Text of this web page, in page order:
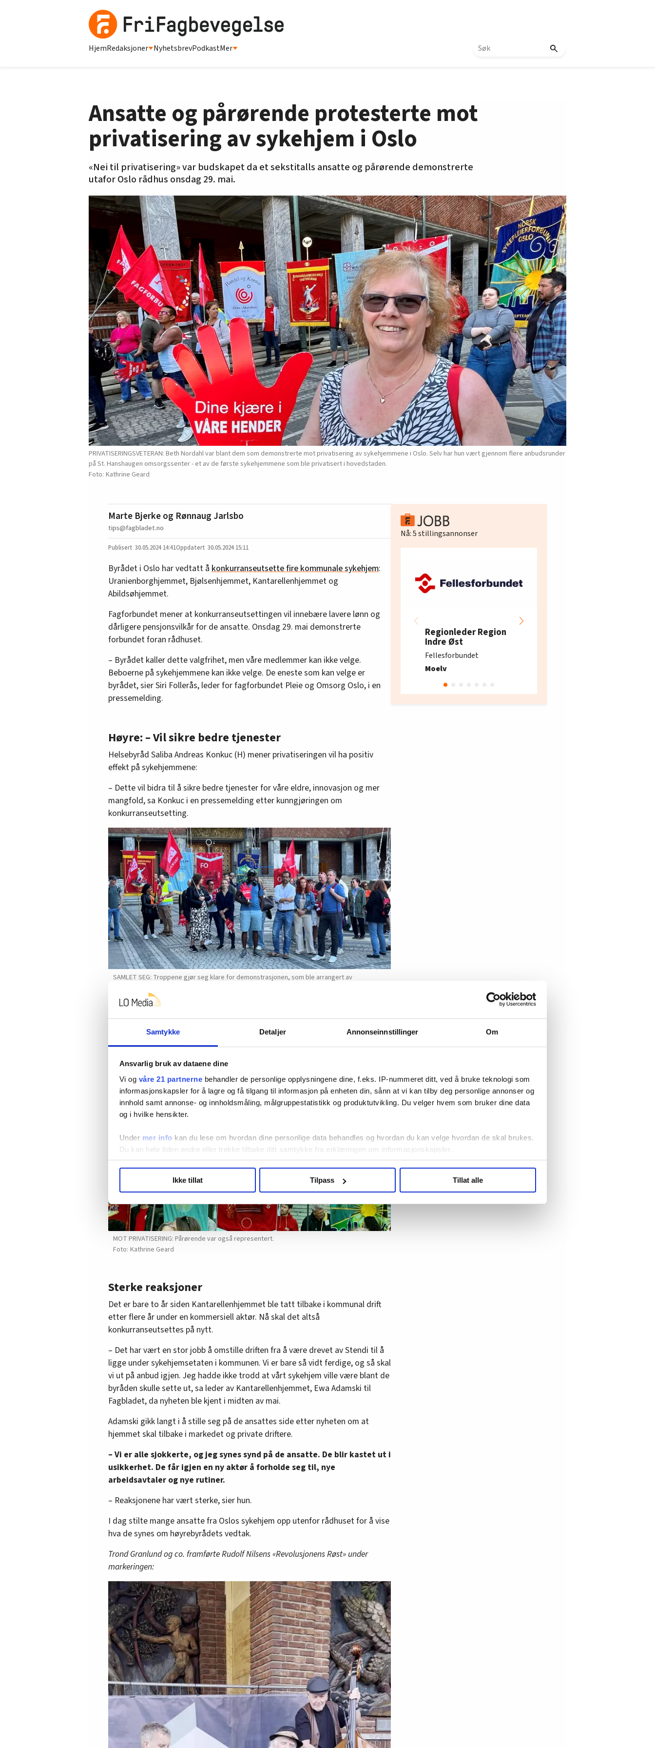
Samtykke Detaljer Annonseinnstillinger Om
Ansvarlig bruk av dataene dine
Vi og våre 21 partnerne behandler de personlige opplysningene dine, f.eks. IP-nummeret ditt, ved å bruke teknologi som
informasjonskapsler for å lagre og få tilgang til informasjon på enheten din, sånn at vi kan tilby deg personlige annonser og
innhold samt annonse- og innholdsmåling, målgruppestatistikk og produktutvikling. Du velger hvem som bruker dine data
og i hvilke hensikter.
Under mer info kan du lese om hvordan dine personlige data behandles og hvordan du kan velge hvordan de skal brukes.
Du kan hele tiden endre eller trekke tilbake ditt samtykke fra erklæringen om informasjonskapsler.
hvordan våre nettsider blir brukt slik at vi tilby relevant innhold, tilpassede annonser og utarbeide statistikk.
annonsering. Disse er angitt i oversikten lengre ned på denne siden.
Ikke tillat Tilpass Tillat alle
HjemRedaksjoner NyhetsbrevPodkastMer
Ansatte og pårørende protesterte mot
privatisering av sykehjem i Oslo
«Nei til privatisering» var budskapet da et sekstitalls ansatte og pårørende demonstrerte
utafor Oslo rådhus onsdag 29. mai.
PRIVATISERINGSVETERAN: Beth Nordahl var blant dem som demonstrerte mot privatisering av sykehjemmene i Oslo. Selv har hun vært gjennom flere anbudsrunder
på St. Hanshaugen omsorgssenter - et av de første sykehjemmene som ble privatisert i hovedstaden.
Kathrine Geard
Marte Bjerke og Rønnaug Jarlsbo
tips@fagbladet.no
30.05.2024 14:41 30.05.2024 15:11
Byrådet i Oslo har vedtatt å konkurranseutsette fire kommunale sykehjem:
Uranienborghjemmet, Bjølsenhjemmet, Kantarellenhjemmet og
Abildsøhjemmet.
Fagforbundet mener at konkurranseutsettingen vil innebære lavere lønn og
dårligere pensjonsvilkår for de ansatte. Onsdag 29. mai demonstrerte
forbundet foran rådhuset.
– Byrådet kaller dette valgfrihet, men våre medlemmer kan ikke velge.
Beboerne på sykehjemmene kan ikke velge. De eneste som kan velge er
byrådet, sier Siri Follerås, leder for fagforbundet Pleie og Omsorg Oslo, i en
pressemelding.
Høyre: – Vil sikre bedre tjenester
Helsebyråd Saliba Andreas Konkuc (H) mener privatiseringen vil ha positiv
effekt på sykehjemmene:
– Dette vil bidra til å sikre bedre tjenester for våre eldre, innovasjon og mer
mangfold, sa Konkuc i en pressemelding etter kunngjøringen om
konkurranseutsetting.
SAMLET SEG: Troppene gjør seg klare for demonstrasjonen, som ble arrangert av
Kathrine Geard
MOT PRIVATISERING: Pårørende var også representert.
Kathrine Geard
Sterke reaksjoner
Det er bare to år siden Kantarellenhjemmet ble tatt tilbake i kommunal drift
etter flere år under en kommersiell aktør. Nå skal det altså
konkurranseutsettes på nytt.
– Det har vært en stor jobb å omstille driften fra å være drevet av Stendi til å
ligge under sykehjemsetaten i kommunen. Vi er bare så vidt ferdige, og så skal
vi ut på anbud igjen. Jeg hadde ikke trodd at vårt sykehjem ville være blant de
byråden skulle sette ut, sa leder av Kantarellenhjemmet, Ewa Adamski til
Fagbladet, da nyheten ble kjent i midten av mai.
Adamski gikk langt i å stille seg på de ansattes side etter nyheten om at
hjemmet skal tilbake i markedet og private driftere.
– Vi er alle sjokkerte, og jeg synes synd på de ansatte. De blir kastet ut i
usikkerhet. De får igjen en ny aktør å forholde seg til, nye
arbeidsavtaler og nye rutiner.
– Reaksjonene har vært sterke, sier hun.
I dag stilte mange ansatte fra Oslos sykehjem opp utenfor rådhuset for å vise
hva de synes om høyrebyrådets vedtak.
Trond Granlund og co. framførte Rudolf Nilsens «Revolusjonens Røst» under
markeringen:
Nå:5stillingsannonser
Regionleder Region
Indre Øst
Fellesforbundet
Moelv